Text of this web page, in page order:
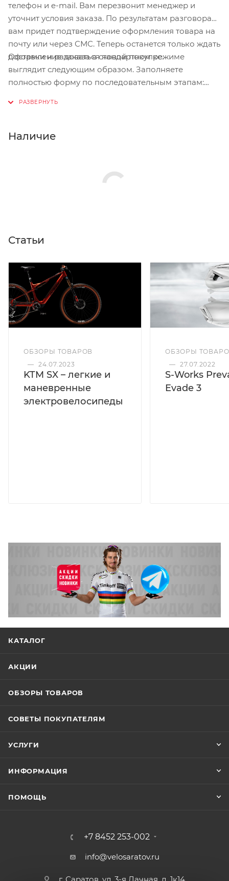
телефон и e-mail. Вам перезвонит менеджер и
уточнит условия заказа. По результатам разговора
вам придет подтверждение оформления товара на
почту или через СМС. Теперь останется только ждать
доставки и радоваться новой покупке.
Оформление заказа в стандартном режиме
выглядит следующим образом. Заполняете
полностью форму по последовательным этапам:
Нажмите кнопку «Оформить заказ».
Наличие
Статьи
ОБЗОРЫ ТОВАРОВ
— 24.07.2023
KTM SX – легкие и
маневренные
электровелосипеды
ОБЗОРЫ
— 27.07.2022
S-Works
Evade 3
КАТАЛОГ
АКЦИИ
ОБЗОРЫ ТОВАРОВ
СОВЕТЫ ПОКУПАТЕЛЯМ
УСЛУГИ
ИНФОРМАЦИЯ
ПОМОЩЬ
+7 8452 253-002
info@velosaratov.ru